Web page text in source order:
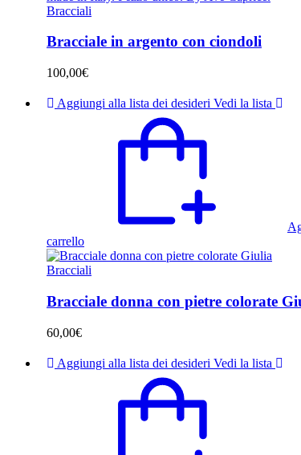
Bracciali
Bracciale in argento con ciondoli
100,00€
Aggiungi alla lista dei desideri Vedi la lista
carrello
Bracciali
Bracciale donna con pietre colorate
60,00€
Aggiungi alla lista dei desideri Vedi la lista